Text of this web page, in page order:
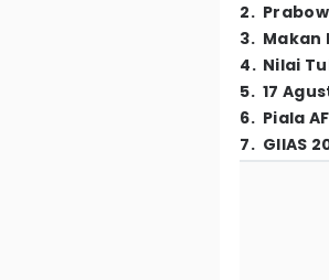
2.
3. Makan
4. Nilai
5. 17
6. Piala
7. GIIAS